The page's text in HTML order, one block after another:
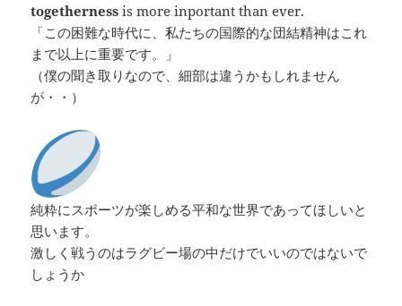
togetherness is more inportant than ever.
「この困難な時代に、私たちの国際的な団結精神はこれ
まで以上に重要です。」
（僕の聞き取りなので、細部は違うかもしれません
が・・）
純粋にスポーツが楽しめる平和な世界であってほしいと
思います。
激しく戦うのはラグビー場の中だけでいいのではないで
しょうか